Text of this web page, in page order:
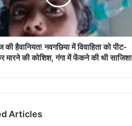
की हैवानियत! नवगछिया में विवाहिता को पीट-
मारने की कोशिश, गंगा में फेंकने की थी साजिश!
Articles